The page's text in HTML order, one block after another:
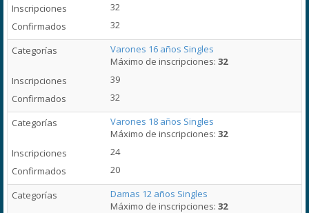
32
32
Varones 16 años Singles
Máximo de inscripciones:32
39
32
Varones 18 años Singles
Máximo de inscripciones:32
24
20
Damas 12 años Singles
Máximo de inscripciones:32